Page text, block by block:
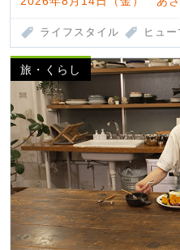
ライフスタイル ヒュー
旅・くらし